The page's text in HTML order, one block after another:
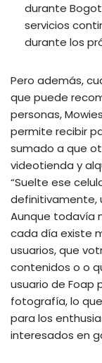
durante
servicios
durante los
Pero además,
que puede
personas,
permite recibir
sumado a que
videotienda y
“Suelte ese
definitivamente,
Aunque todavía
cada día existe
usuarios, que
contenidos o o
usuario de Foap
fotografía, lo
para los
interesados en